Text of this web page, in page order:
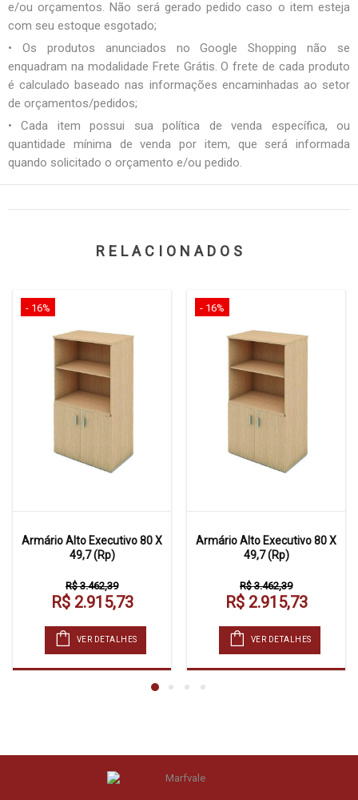
e/ou orçamentos. Não será gerado pedido caso o item esteja
com seu estoque esgotado;
• Os produtos anunciados no Google Shopping não se
enquadram na modalidade Frete Grátis. O frete de cada produto
é calculado baseado nas informações encaminhadas ao setor
de orçamentos/pedidos;
• Cada item possui sua política de venda específica, ou
quantidade mínima de venda por item, que será informada
quando solicitado o orçamento e/ou pedido.
RELACIONADOS
- 16%
Armário Alto Executivo 80 X
49,7 (Rp)
R$ 3.462,39
R$ 2.915,73
VER DETALHES
- 16%
Armário Alto Executivo 80 X
49,7 (Rp)
R$ 3.462,39
R$ 2.915,73
VER DETALHES